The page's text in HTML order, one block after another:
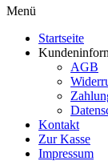
Menü
Startseite
AGB
Kontakt
Zur Kasse
Impressum